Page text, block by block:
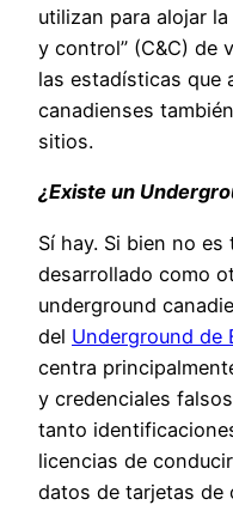
utilizan para alojar
y control” (C&C) de
las estadísticas que
canadienses
sitios.
¿Existe un
Sí hay. Si bien no
desarrollado como
underground
del Underground de
centra
y credenciales
tanto
licencias de
datos de tarjetas de